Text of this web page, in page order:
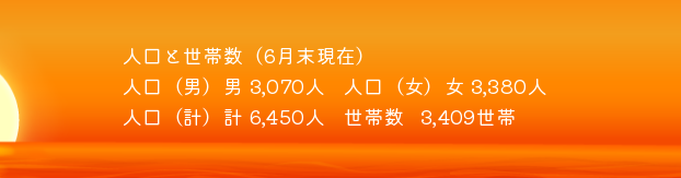
人口と世帯数（6月末現在）
人口（男） 男 3,070人 人口（女） 女 3,380人
人口（計） 計 6,450人 世帯数 3,409世帯